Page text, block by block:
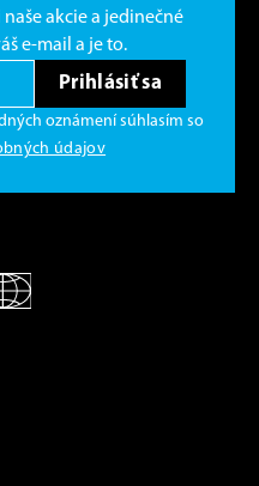
naše akcie a jedinečné
e-mail a je to.
Prihlásiť sa
oznámení súhlasím so
údajov